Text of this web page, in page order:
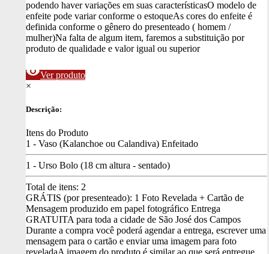
podendo haver variações em suas característicasO modelo de
enfeite pode variar conforme o estoqueAs cores do enfeite é
definida conforme o gênero do presenteado ( homem /
mulher)Na falta de algum item, faremos a substituição por
produto de qualidade e valor igual ou superior
visibilityVer produto
×
Descrição:
Itens do Produto
1 - Vaso (Kalanchoe ou Calandiva) Enfeitado
1 - Urso Bolo (18 cm altura - sentado)
Total de itens: 2
GRÁTIS (por presenteado): 1 Foto Revelada + Cartão de
Mensagem produzido em papel fotográfico Entrega
GRATUITA para toda a cidade de São José dos Campos
Durante a compra você poderá agendar a entrega, escrever uma
mensagem para o cartão e enviar uma imagem para foto
reveladaA imagem do produto é similar ao que será entregue,